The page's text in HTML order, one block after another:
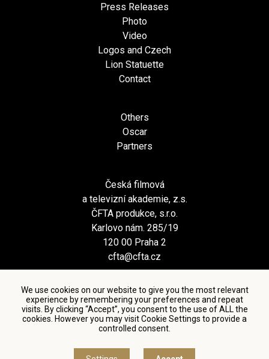
We use cookies on our website to give you the most relevant
experience by remembering your preferences and repeat
visits. By clicking “Accept”, you consent to the use of ALL the
cookies. However you may visit Cookie Settings to provide a
controlled consent.
Press Releases
Photo
Video
Logos and Czech
Lion Statuette
Contact
Others
Oscar
Partners
Česká filmová
a televizní akademie, z.s.
ČFTA produkce, s.r.o.
Karlovo nám. 285/19
120 00 Praha 2
cfta@cfta.cz
Terms and conditions of using personal data and privacy
policy|Cookie settings